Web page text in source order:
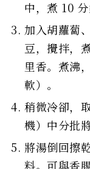
中，煮 10
加入胡蘿蔔
豆，攪拌，
里香。煮沸
軟）。
稍微冷卻，
機）中分批
將湯倒回擦
料。可與香